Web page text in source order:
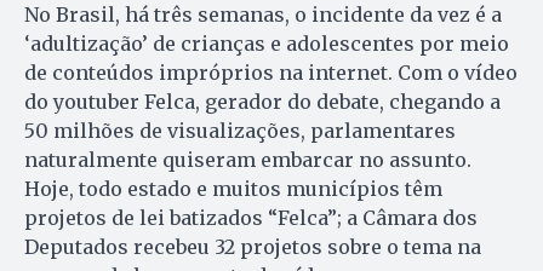
No Brasil, há três semanas, o incidente da vez é a
‘adultização’ de crianças e adolescentes por meio
de conteúdos impróprios na internet. Com o vídeo
do youtuber Felca, gerador do debate, chegando a
50 milhões de visualizações, parlamentares
naturalmente quiseram embarcar no assunto.
Hoje, todo estado e muitos municípios têm
projetos de lei batizados “Felca”; a Câmara dos
Deputados recebeu 32 projetos sobre o tema na